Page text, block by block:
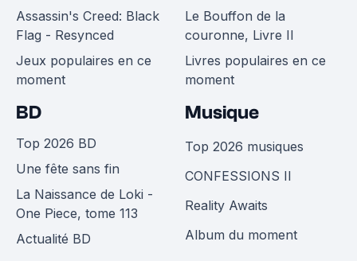
Assassin's Creed: Black
Flag - Resynced
Jeux populaires en ce
moment
Le Bouffon de la
couronne, Livre II
Livres populaires en ce
moment
BD
Top 2026 BD
Une fête sans fin
La Naissance de Loki -
One Piece, tome 113
Actualité BD
Musique
Top 2026 musiques
CONFESSIONS II
Reality Awaits
Album du moment